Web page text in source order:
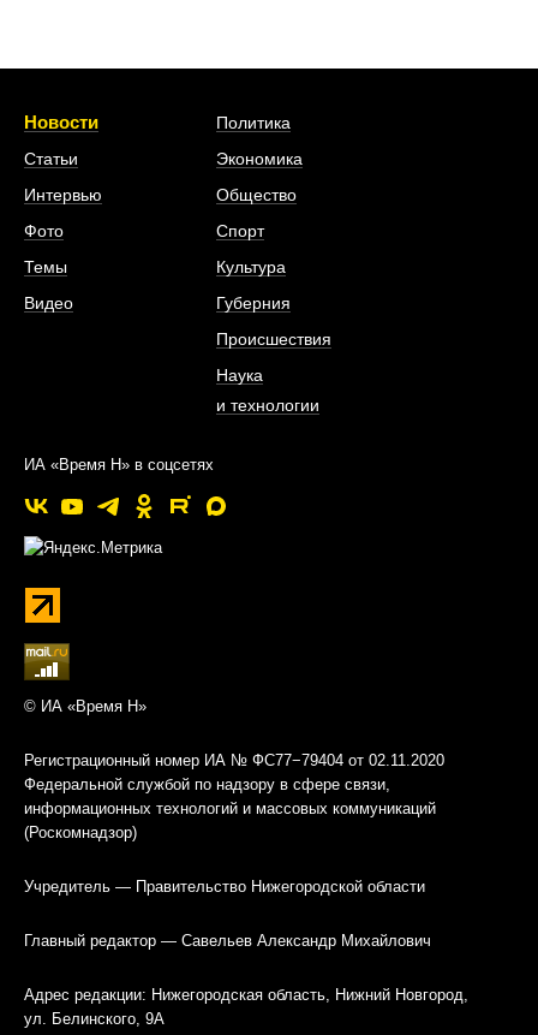
Новости
Статьи
Интервью
Фото
Темы
Видео
Политика
Экономика
Общество
Спорт
Культура
Губерния
Происшествия
Наука
и технологии
ИА «Время Н» в соцсетях
© ИА «Время Н»
Регистрационный номер ИА № ФС77−79404 от 02.11.2020
Федеральной службой по надзору в сфере связи,
информационных технологий и массовых коммуникаций
(Роскомнадзор)
Учредитель — Правительство Нижегородской области
Главный редактор — Савельев Александр Михайлович
Адрес редакции: Нижегородская область, Нижний Новгород,
ул. Белинского, 9А